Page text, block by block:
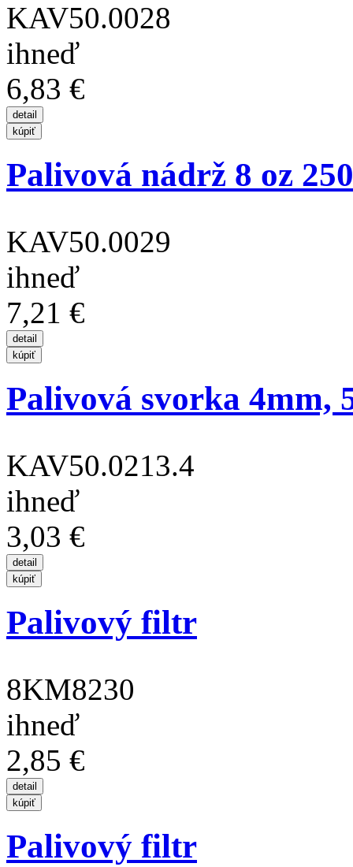
KAV50.0028
ihneď
6,83 €
Palivová nádrž 8 oz
KAV50.0029
ihneď
7,21 €
Palivová svorka 4mm,
KAV50.0213.4
ihneď
3,03 €
Palivový filtr
8KM8230
ihneď
2,85 €
Palivový filtr